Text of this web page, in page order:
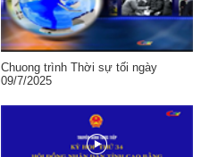
Chuong trình Thời sự tối ngày
09/7/2025